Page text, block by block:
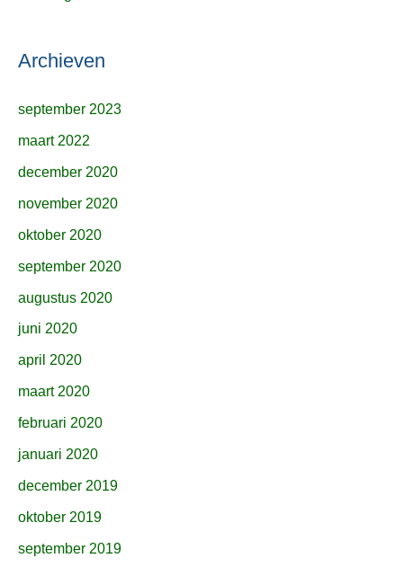
Archieven
september 2023
maart 2022
december 2020
november 2020
oktober 2020
september 2020
augustus 2020
juni 2020
april 2020
maart 2020
februari 2020
januari 2020
december 2019
oktober 2019
september 2019